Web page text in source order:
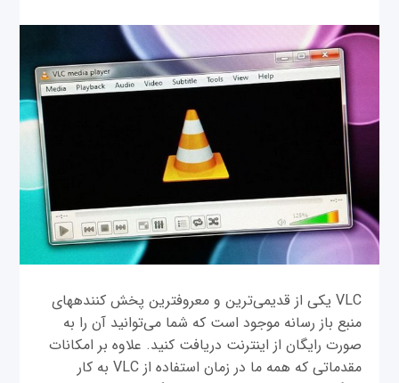
VLC یکی از قدیمی‌ترین و معروفترین پخش کنندههای
منبع باز رسانه موجود است که شما می‌توانید آن را به
صورت رایگان از اینترنت دریافت کنید. علاوه بر امکانات
مقدماتی که همه ما در زمان استفاده از VLC به کار